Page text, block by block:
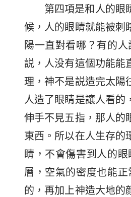
第四項是和人的眼
候，人的眼睛就能被刺
陽一直對看哪？有的
説，人没有這個功能能
理，神不是説造完太陽
人造了眼睛是讓人看的
伸手不見五指，那人的
東西。所以在人生存的
睛，不會傷害到人的
層，空氣的密度也能
的，再加上神造大地的